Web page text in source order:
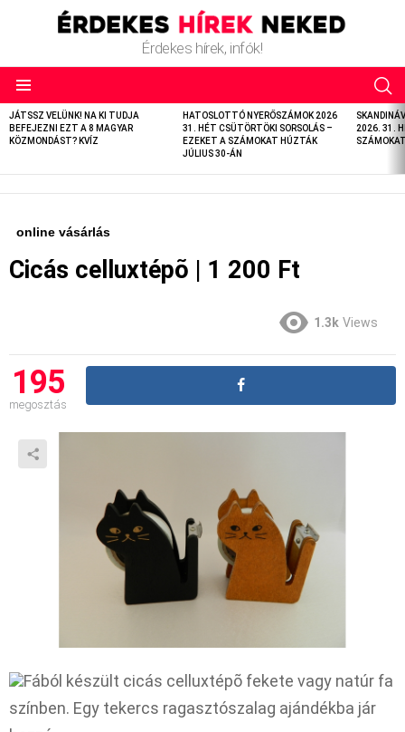
Érdekes hírek, infók!
LATEST
STORIES
JÁTSSZ VELÜNK! NA KI TUDJA
BEFEJEZNI EZT A 8 MAGYAR
KÖZMONDÁST? KVÍZ
HATOSLOTTÓ NYERŐSZÁMOK 2026
31. HÉT CSÜTÖRTÖKI SORSOLÁS –
EZEKET A SZÁMOKAT HÚZTÁK
JÚLIUS 30-ÁN
2026. 31.
online vásárlás
Cicás celluxtépõ | 1 200 Ft
1.3k Views
195
megosztás
Fából készült cicás celluxtépõ fekete vagy natúr fa
színben. Egy tekercs ragasztószalag ajándékba jár